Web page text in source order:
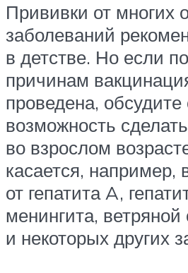
Прививки от многих
заболеваний
в детстве. Но если
причинам
проведена, обсудите
возможность
во взрослом
касается, например,
от гепатита A,
менингита, ветряной
и некоторых других